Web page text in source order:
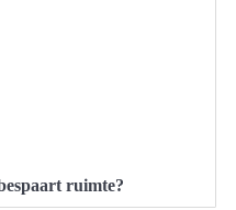
ruimte?